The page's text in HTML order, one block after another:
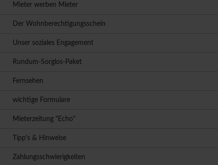
Mieter werben Mieter
Der Wohnberechtigungsschein
Unser soziales Engagement
Rundum-Sorglos-Paket
Fernsehen
wichtige Formulare
Mieterzeitung "Echo"
Tipp's & Hinweise
Zahlungsschwierigkeiten